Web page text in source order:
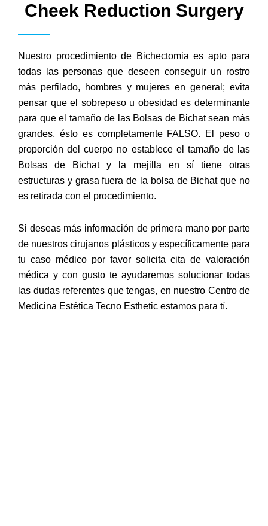
Cheek Reduction Surgery
Nuestro procedimiento de Bichectomia es apto para
todas las personas que deseen conseguir un rostro
más perfilado, hombres y mujeres en general; evita
pensar que el sobrepeso u obesidad es determinante
para que el tamaño de las Bolsas de Bichat sean más
grandes, ésto es completamente FALSO. El peso o
proporción del cuerpo no establece el tamaño de las
Bolsas de Bichat y la mejilla en sí tiene otras
estructuras y grasa fuera de la bolsa de Bichat que no
es retirada con el procedimiento.
Si deseas más información de primera mano por parte
de nuestros cirujanos plásticos y específicamente para
tu caso médico por favor solicita cita de valoración
médica y con gusto te ayudaremos solucionar todas
las dudas referentes que tengas, en nuestro Centro de
Medicina Estética Tecno Esthetic estamos para tí.